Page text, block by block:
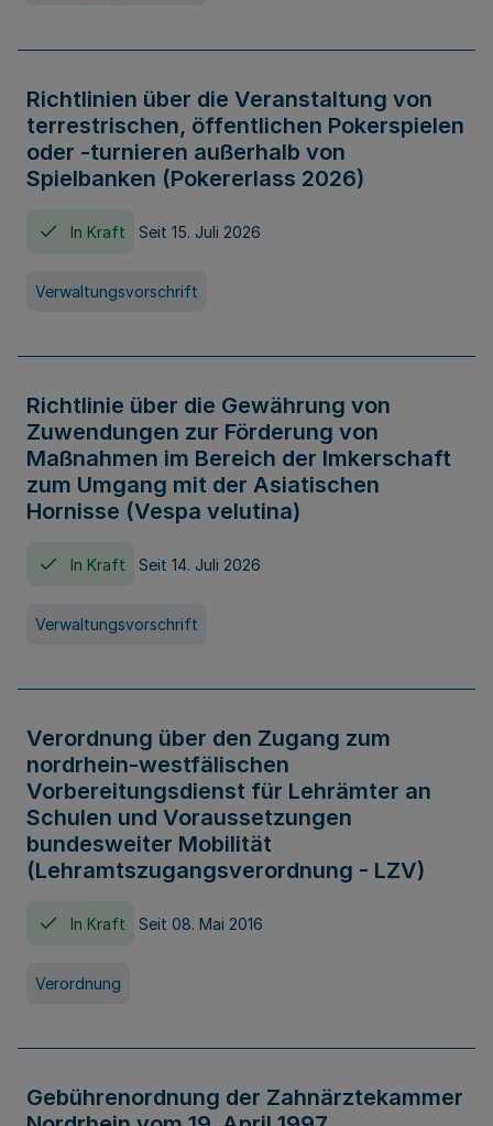
Richtlinien über die Veranstaltung von
terrestrischen, öffentlichen Pokerspielen
oder -turnieren außerhalb von
Spielbanken (Pokererlass 2026)
In Kraft Seit 15. Juli 2026
Verwaltungsvorschrift
Richtlinie über die Gewährung von
Zuwendungen zur Förderung von
Maßnahmen im Bereich der Imkerschaft
zum Umgang mit der Asiatischen
Hornisse (Vespa velutina)
In Kraft Seit 14. Juli 2026
Verwaltungsvorschrift
Verordnung über den Zugang zum
nordrhein-westfälischen
Vorbereitungsdienst für Lehrämter an
Schulen und Voraussetzungen
bundesweiter Mobilität
(Lehramtszugangsverordnung - LZV)
In Kraft Seit 08. Mai 2016
Verordnung
Gebührenordnung der Zahnärztekammer